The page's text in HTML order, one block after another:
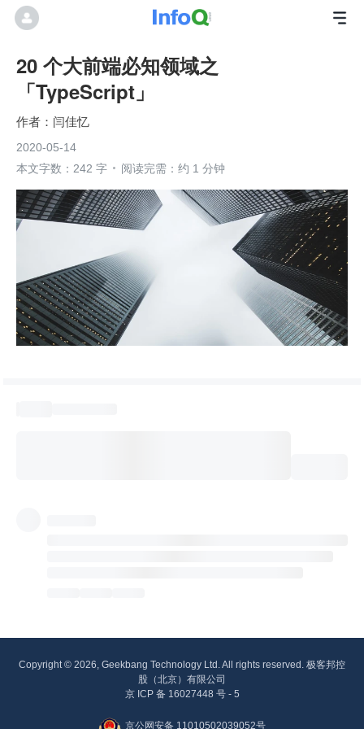
20 个大前端必知领域之
「TypeScript」
闫佳忆
2020-05-14
本文字数：242 字
阅读完需：约 1 分钟
Copyright © 2026, Geekbang Technology Ltd. All rights reserved. 极客邦控
股（北京）有限公司
京 ICP 备 16027448 号 - 5
京公网安备 11010502039052号